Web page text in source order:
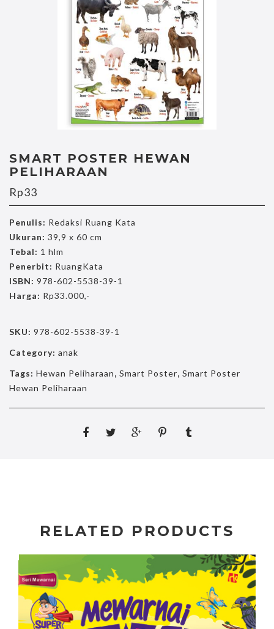
SMART POSTER HEWAN
PELIHARAAN
Rp33
Penulis: Redaksi Ruang Kata
Ukuran: 39,9 x 60 cm
Tebal: 1 hlm
Penerbit: RuangKata
ISBN: 978-602-5538-39-1
Harga: Rp33.000,-
SKU: 978-602-5538-39-1
Category: anak
Tags: Hewan Peliharaan, Smart Poster, Smart Poster
Hewan Peliharaan
RELATED PRODUCTS